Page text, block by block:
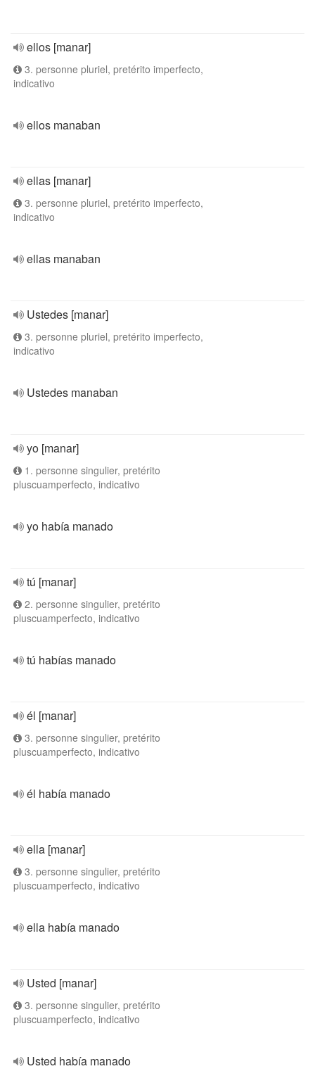
ellos [manar]
3. personne pluriel, pretérito imperfecto,
indicativo
ellos manaban
ellas [manar]
3. personne pluriel, pretérito imperfecto,
indicativo
ellas manaban
Ustedes [manar]
3. personne pluriel, pretérito imperfecto,
indicativo
Ustedes manaban
yo [manar]
1. personne singulier, pretérito
pluscuamperfecto, indicativo
yo había manado
tú [manar]
2. personne singulier, pretérito
pluscuamperfecto, indicativo
tú habías manado
él [manar]
3. personne singulier, pretérito
pluscuamperfecto, indicativo
él había manado
ella [manar]
3. personne singulier, pretérito
pluscuamperfecto, indicativo
ella había manado
Usted [manar]
3. personne singulier, pretérito
pluscuamperfecto, indicativo
Usted había manado